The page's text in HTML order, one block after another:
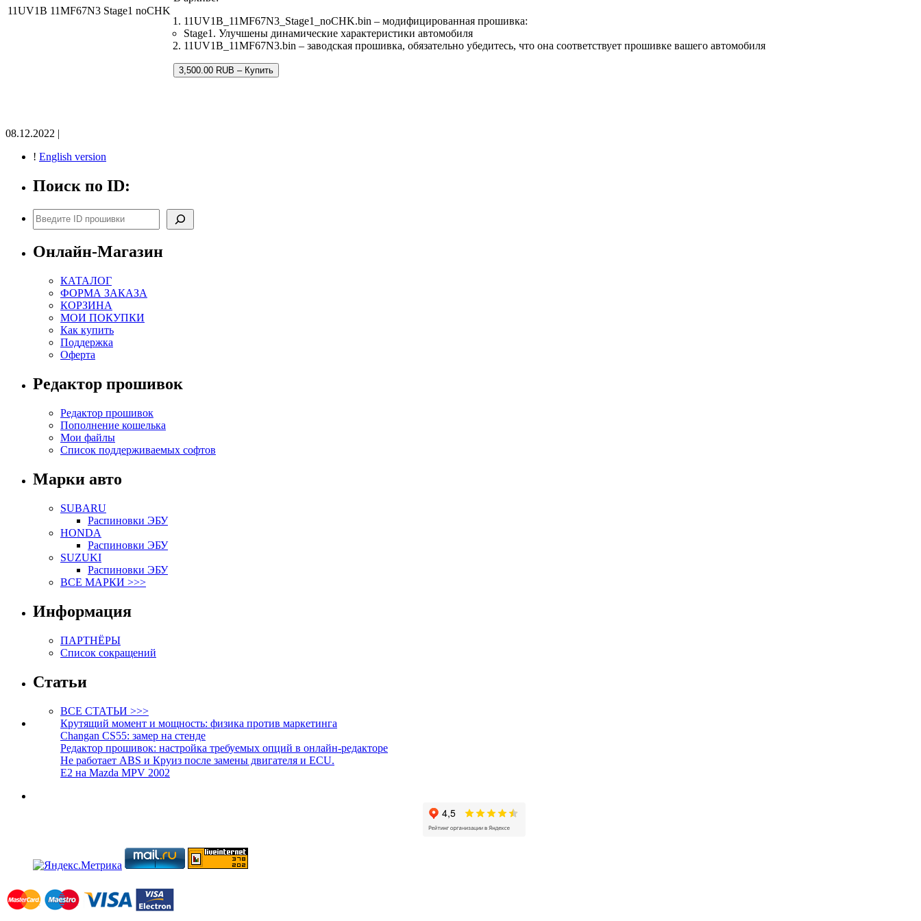
11UV1B 11MF67N3 Stage1 noCHK
11UV1B_11MF67N3_Stage1_noCHK.bin – модифицированная прошивка:
Stage1. Улучшены динамические характеристики автомобиля
11UV1B_11MF67N3.bin – заводская прошивка, обязательно убедитесь, что она соответствует прошивке вашего автомобиля
3,500.00 RUB – Купить
08.12.2022 |
! English version
Поиск по ID:
Поиск
Онлайн-Магазин
КАТАЛОГ
ФОРМА ЗАКАЗА
КОРЗИНА
МОИ ПОКУПКИ
Как купить
Поддержка
Оферта
Редактор прошивок
Редактор прошивок
Пополнение кошелька
Мои файлы
Список поддерживаемых софтов
Марки авто
SUBARU
Распиновки ЭБУ
HONDA
Распиновки ЭБУ
SUZUKI
Распиновки ЭБУ
ВСЕ МАРКИ >>>
Информация
ПАРТНЁРЫ
Список сокращений
Статьи
ВСЕ СТАТЬИ >>>
Крутящий момент и мощность: физика против маркетинга
Changan CS55: замер на стенде
Редактор прошивок: настройка требуемых опций в онлайн-редакторе
Не работает ABS и Круиз после замены двигателя и ECU.
E2 на Mazda MPV 2002